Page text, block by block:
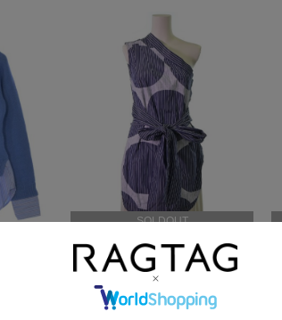
SOLDOUT
STELLA McCARTNEY
カジュアルシャツ
サイズ：36(XS位)
コンディション: B